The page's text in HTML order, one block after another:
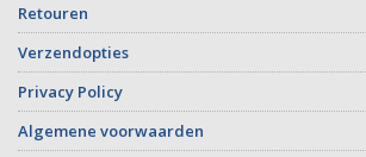
Retouren
Verzendopties
Privacy Policy
Algemene voorwaarden